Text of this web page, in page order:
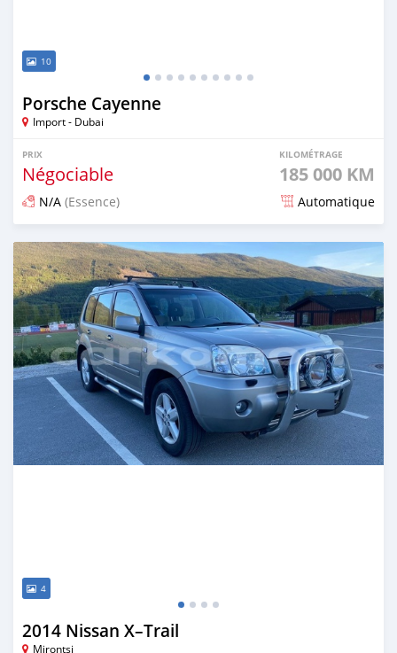
10
Porsche Cayenne
Import - Dubai
PRIX
Négociable
KILOMÉTRAGE
185 000 KM
N/A (Essence) Automatique
Publié il y a environ 5 ans
4
2014 Nissan X–Trail
Mirontsi